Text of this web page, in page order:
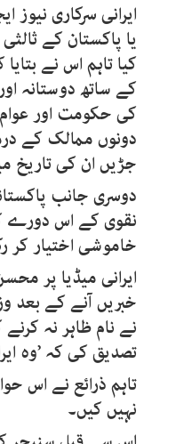
ایرانی سرکاری نیوز
یا پاکستان کے
کیا تاہم اس نے
کے ساتھ دوستانہ
کی حکومت اور عوام
دونوں ممالک کے
جڑیں ان کی تاریخ
دوسری جانب
نقوی کے اس
خاموشی اختیار کر
ایرانی میڈیا پر
خبریں آنے کے بعد
نے نام ظاہر نہ
تصدیق کی کہ ’وہ
تاہم ذرائع نے اس
نہیں کیں۔